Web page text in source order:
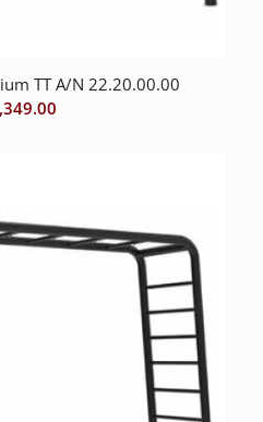
TT A/N 22.20.00.00